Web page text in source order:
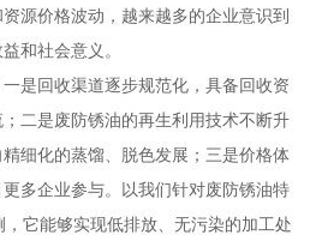
源价格波动，越来越多的企业意识到
和社会意义。
是回收渠道逐步规范化，具备回收资
二是废防锈油的再生利用技术不断升
细化的蒸馏、脱色发展；三是价格体
多企业参与。以我们针对废防锈油特
它能够实现低排放、无污染的加工处